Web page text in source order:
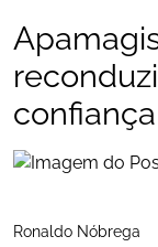
Ronaldo Nóbrega